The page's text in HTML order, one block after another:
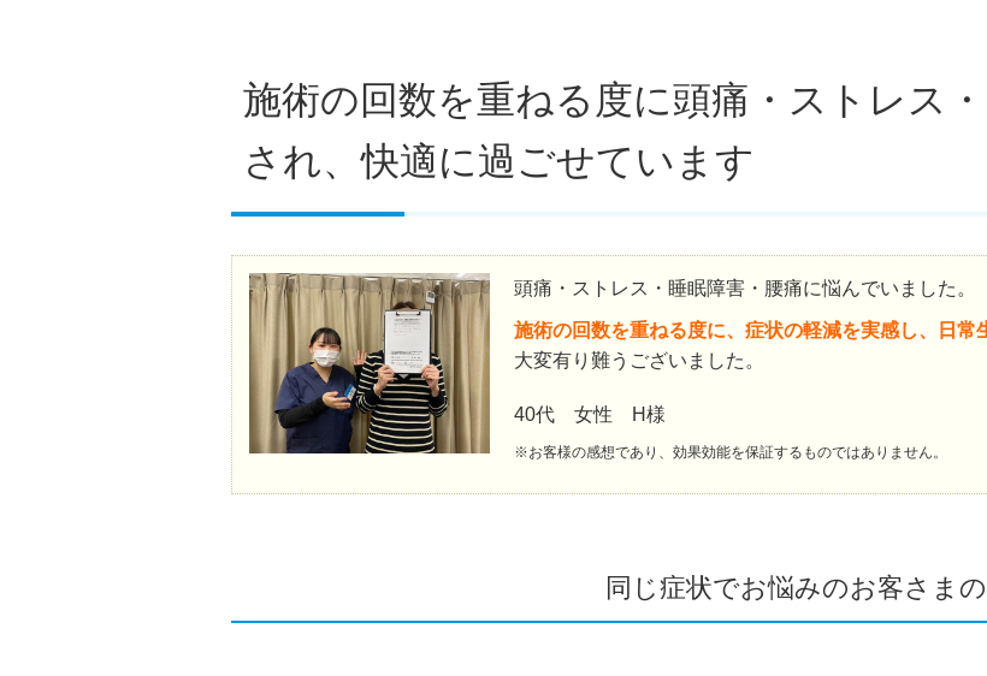
施術の回数を重ねる度に頭痛・ストレス
され、快適に過ごせています
頭痛・ストレス・睡眠障害・腰痛に悩んでいました。
施術の回数を重ねる度に、症状の軽減を実感し、日常
大変有り難うございました。
40代 女性 H様
※お客様の感想であり、効果効能を保証するものではありません。
同じ症状でお悩みのお客さま